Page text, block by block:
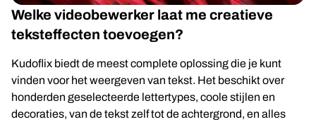
Welke videobewerker laat me creatieve
teksteffecten toevoegen?
Kudoflix biedt de meest complete oplossing die je kunt
vinden voor het weergeven van tekst. Het beschikt over
honderden geselecteerde lettertypes, coole stijlen en
decoraties, van de tekst zelf tot de achtergrond, en alles